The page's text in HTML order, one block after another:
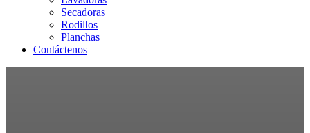
Secadoras
Rodillos
Planchas
Contáctenos